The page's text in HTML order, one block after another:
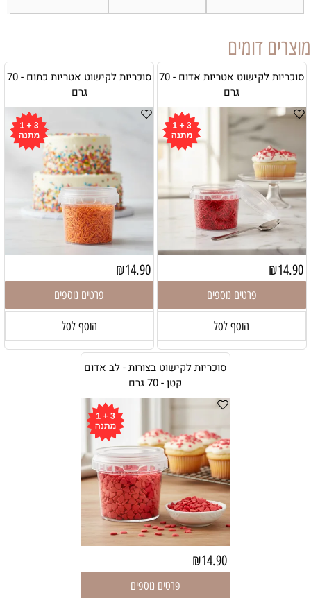
מוצרים דומים
סוכריות לקישוט אטריות אדום - 70
גרם
₪14.90
פרטים נוספים
הוסף לסל
סוכריות לקישוט אטריות כתום - 70
גרם
₪14.90
פרטים נוספים
הוסף לסל
סוכריות לקישוט בצורות - לב אדום
קטן - 70 גרם
₪14.90
פרטים נוספים